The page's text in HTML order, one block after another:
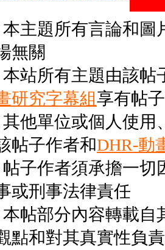
本主題所有言論和
無關
本站所有主題由該帖
研究字幕組享有帖
其他單位或個人使
帖子作者和DHR-動
帖子作者須承擔一切
或刑事法律責任
本帖部分內容轉載
點和對其真實性負責